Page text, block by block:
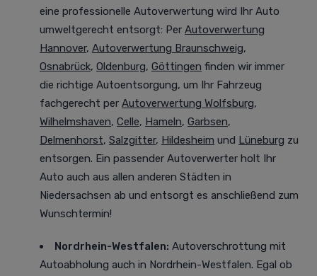
eine professionelle Autoverwertung wird Ihr Auto
umweltgerecht entsorgt: Per Autoverwertung
Hannover, Autoverwertung Braunschweig,
Osnabrück, Oldenburg, Göttingen finden wir immer
die richtige Autoentsorgung, um Ihr Fahrzeug
fachgerecht per Autoverwertung Wolfsburg,
Wilhelmshaven, Celle, Hameln, Garbsen,
Delmenhorst, Salzgitter, Hildesheim und Lüneburg zu
entsorgen. Ein passender Autoverwerter holt Ihr
Auto auch aus allen anderen Städten in
Niedersachsen ab und entsorgt es anschließend zum
Wunschtermin!
Nordrhein-Westfalen: Autoverschrottung mit
Autoabholung auch in Nordrhein-Westfalen. Egal ob